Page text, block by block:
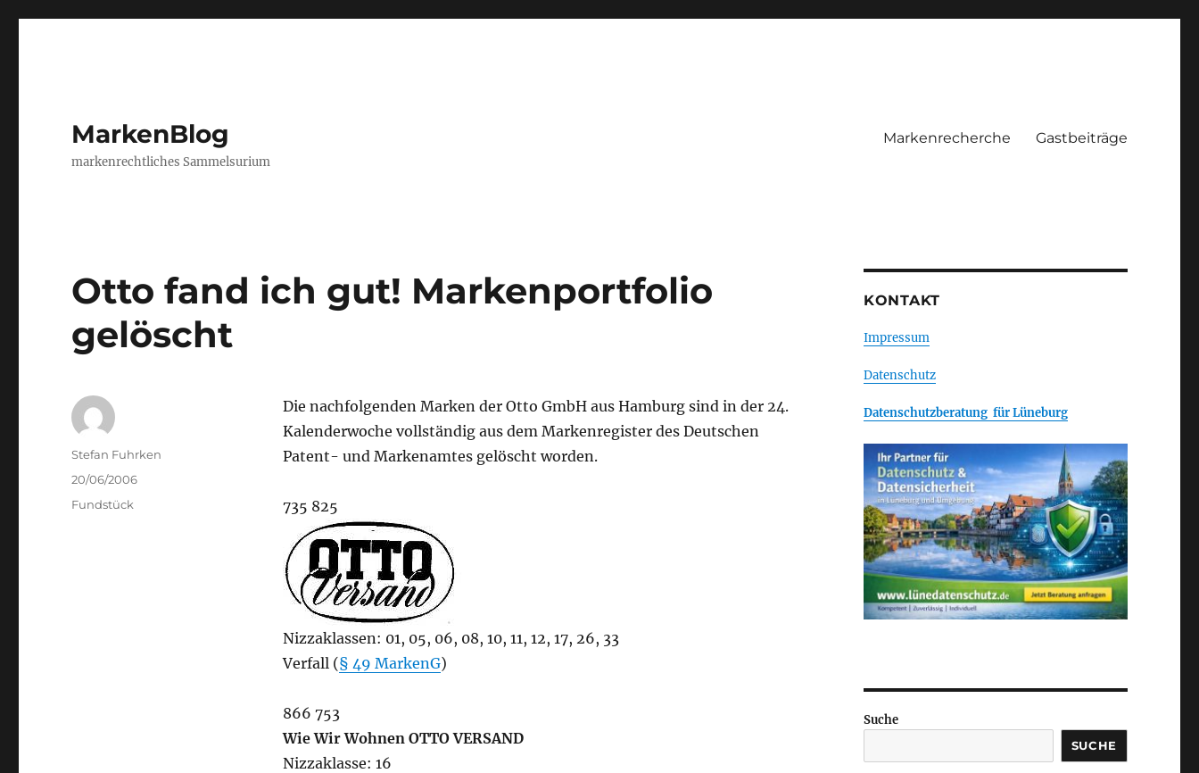
MarkenBlog
markenrechtliches Sammelsurium
Markenrecherche Gastbeiträge
Otto fand ich gut! Markenportfolio
gelöscht
Die nachfolgenden Marken der Otto GmbH aus Hamburg sind in der 24.
Kalenderwoche vollständig aus dem Markenregister des Deutschen
Patent- und Markenamtes gelöscht worden.
735 825
Nizzaklassen: 01, 05, 06, 08, 10, 11, 12, 17, 26, 33
Verfall (§ 49 MarkenG)
866 753
Wie Wir Wohnen OTTO VERSAND
Nizzaklasse: 16
Author
Stefan Fuhrken
Posted
20/06/2006
Categories
Fundstück
KONTAKT
Impressum
Datenschutz
Datenschutzberatung für Lüneburg
Suche
SUCHE